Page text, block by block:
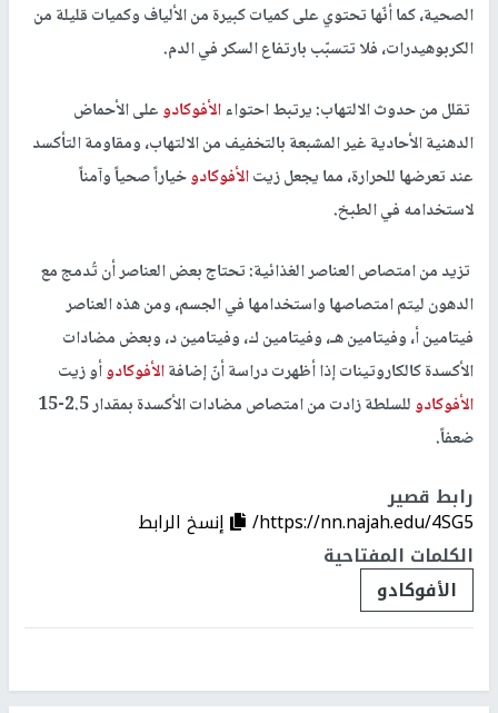
الصحية، كما أنّها تحتوي على كميات كبيرة من الألياف وكميات قليلة من
الكربوهيدرات، فلا تتسبّب بارتفاع السكر في الدم.
تقلل من حدوث الالتهاب: يرتبط احتواءالأفوكادوعلى الأحماض
الدهنية الأحادية غير المشبعة بالتخفيف من الالتهاب، ومقاومة التأكسد
عند تعرضها للحرارة، مما يجعل زيتالأفوكادوخياراً صحياً وآمناً
لاستخدامه في الطبخ.
تزيد من امتصاص العناصر الغذائية: تحتاج بعض العناصر أن تُدمج مع
الدهون ليتم امتصاصها واستخدامها في الجسم، ومن هذه العناصر
فيتامين أ، وفيتامين هـ، وفيتامين ك، وفيتامين د، وبعض مضادات
الأكسدة كالكاروتينات إذا أظهرت دراسة أنّ إضافةالأفوكادوأو زيت
الأفوكادو
للسلطة زادت من امتصاص مضادات الأكسدة بمقدار 2.5-15
ضعفاً.
رابط قصير
https://nn.najah.edu/4SG5/
إنسخ الرابط
الكلمات المفتاحية
الأفوكادو